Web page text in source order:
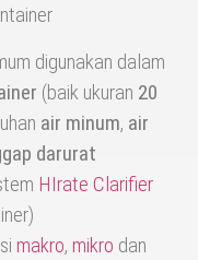
digunakan dalam
(baik ukuran 20
air minum, air
darurat
HIrate Clarifier
makro, mikro dan